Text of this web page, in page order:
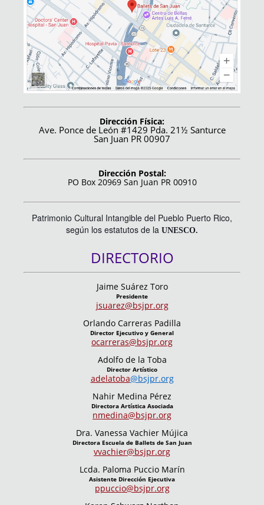
Dirección Física:
Ave. Ponce de León #1429 Pda. 21½ Santurce
San Juan PR 00907
Dirección Postal:
PO Box 20969 San Juan PR 00910
Patrimonio Cultural Intangible del Pueblo Puerto Rico,
según los estatutos de la UNESCO.
DIRECTORIO
Jaime Suárez Toro
Presidente
jsuarez@bsjpr.org
Orlando Carreras Padilla
Director Ejecutivo y General
ocarreras@bsjpr.org
Adolfo de la Toba
Director Artístico
adelatoba@bsjpr.org
Nahir Medina Pérez
Directora Artística Asociada
nmedina@bsjpr.org
Dra. Vanessa Vachier Mújica
Directora Escuela de Ballets de San Juan
vvachier@bsjpr.org
Lcda. Paloma Puccio Marín
Asistente Dirección Ejecutiva
ppuccio@bsjpr.org